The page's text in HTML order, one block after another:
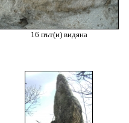
16 път(и) видяна